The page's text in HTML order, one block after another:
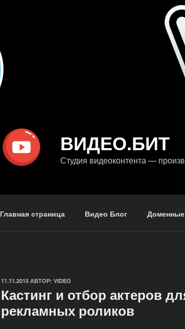
ВИДЕО.БИТ
Студия видеоконтента —
Главная страница Видео Блог Доменные
ОПУБЛИКОВАНО
11.11.2015 АВТОР: VIDEO
Кастинг и отбор актеров
рекламных роликов